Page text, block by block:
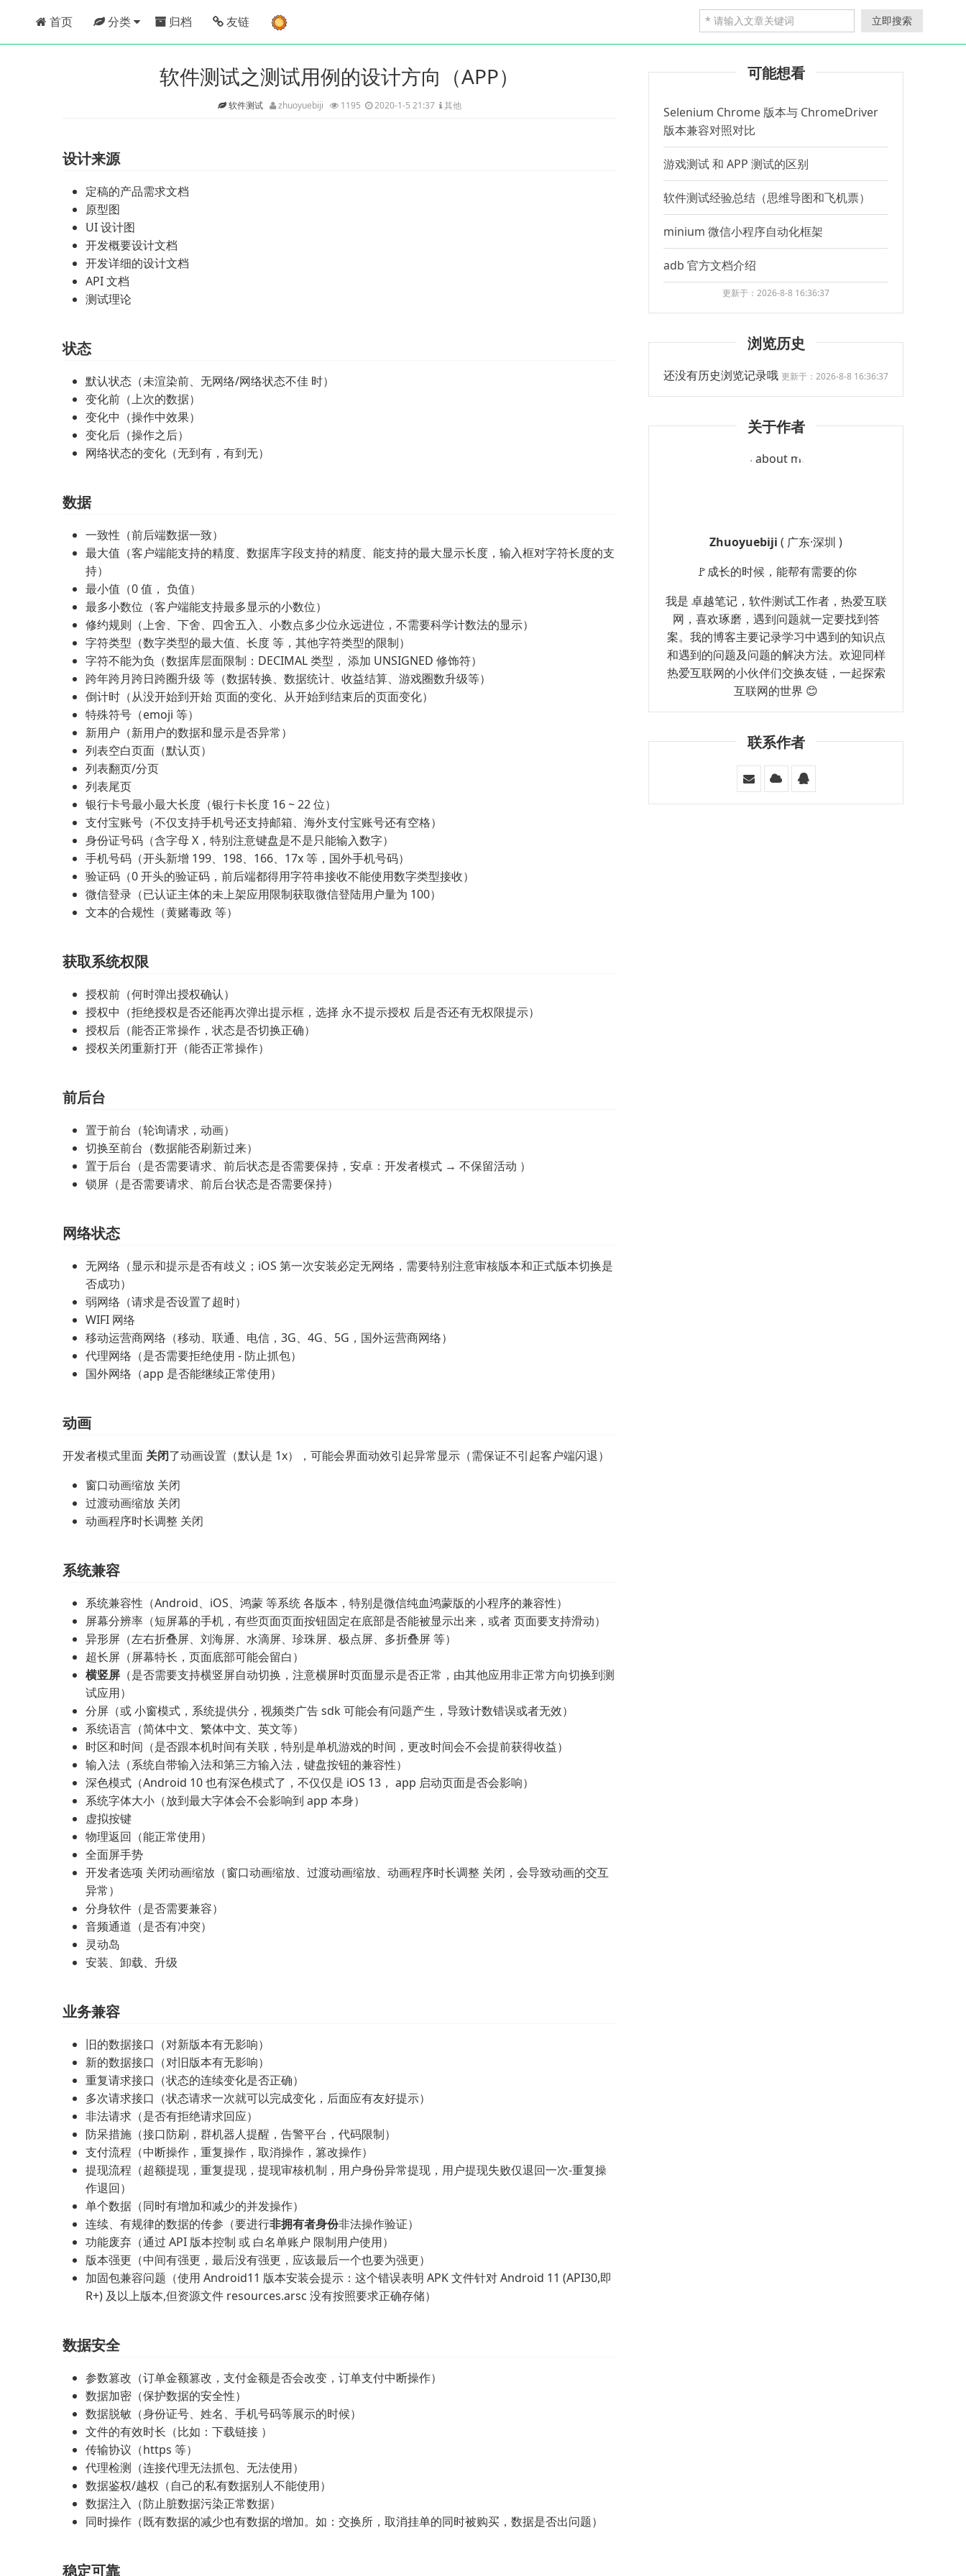
首页 分类 归档 友链 立即搜索
软件测试之测试用例的设计方向（APP）
软件测试 zhuoyuebiji 1195 2020-1-5 21:37 其他
设计来源
定稿的产品需求文档
原型图
UI 设计图
开发概要设计文档
开发详细的设计文档
API 文档
测试理论
状态
默认状态（未渲染前、无网络/网络状态不佳 时）
变化前（上次的数据）
变化中（操作中效果）
变化后（操作之后）
网络状态的变化（无到有，有到无）
数据
一致性（前后端数据一致）
最大值（客户端能支持的精度、数据库字段支持的精度、能支持的最大显示长度，输入框对字符长度的支
持）
最小值（0 值， 负值）
最多小数位（客户端能支持最多显示的小数位）
修约规则（上舍、下舍、四舍五入、小数点多少位永远进位，不需要科学计数法的显示）
字符类型（数字类型的最大值、长度 等，其他字符类型的限制）
字符不能为负（数据库层面限制：DECIMAL 类型， 添加 UNSIGNED 修饰符）
跨年跨月跨日跨圈升级 等（数据转换、数据统计、收益结算、游戏圈数升级等）
倒计时（从没开始到开始 页面的变化、从开始到结束后的页面变化）
特殊符号（emoji 等）
新用户（新用户的数据和显示是否异常）
列表空白页面（默认页）
列表翻页/分页
列表尾页
银行卡号最小最大长度（银行卡长度 16 ~ 22 位）
支付宝账号（不仅支持手机号还支持邮箱、海外支付宝账号还有空格）
身份证号码（含字母 X，特别注意键盘是不是只能输入数字）
手机号码（开头新增 199、198、166、17x 等，国外手机号码）
验证码（0 开头的验证码，前后端都得用字符串接收不能使用数字类型接收）
微信登录（已认证主体的未上架应用限制获取微信登陆用户量为 100）
文本的合规性（黄赌毒政 等）
获取系统权限
授权前（何时弹出授权确认）
授权中（拒绝授权是否还能再次弹出提示框，选择 永不提示授权 后是否还有无权限提示）
授权后（能否正常操作，状态是否切换正确）
授权关闭重新打开（能否正常操作）
前后台
置于前台（轮询请求，动画）
切换至前台（数据能否刷新过来）
置于后台（是否需要请求、前后状态是否需要保持，安卓：开发者模式 → 不保留活动 ）
锁屏（是否需要请求、前后台状态是否需要保持）
网络状态
无网络（显示和提示是否有歧义；iOS 第一次安装必定无网络，需要特别注意审核版本和正式版本切换是
否成功）
弱网络（请求是否设置了超时）
WIFI 网络
移动运营商网络（移动、联通、电信，3G、4G、5G，国外运营商网络）
代理网络（是否需要拒绝使用 - 防止抓包）
国外网络（app 是否能继续正常使用）
动画
开发者模式里面 关闭了动画设置（默认是 1x），可能会界面动效引起异常显示（需保证不引起客户端闪退）
窗口动画缩放 关闭
过渡动画缩放 关闭
动画程序时长调整 关闭
系统兼容
系统兼容性（Android、iOS、鸿蒙 等系统 各版本，特别是微信纯血鸿蒙版的小程序的兼容性）
屏幕分辨率（短屏幕的手机，有些页面页面按钮固定在底部是否能被显示出来，或者 页面要支持滑动）
异形屏（左右折叠屏、刘海屏、水滴屏、珍珠屏、极点屏、多折叠屏 等）
超长屏（屏幕特长，页面底部可能会留白）
横竖屏 （是否需要支持横竖屏自动切换，注意横屏时页面显示是否正常，由其他应用非正常方向切换到测
试应用）
分屏（或 小窗模式，系统提供分，视频类广告 sdk 可能会有问题产生，导致计数错误或者无效）
系统语言（简体中文、繁体中文、英文等）
时区和时间（是否跟本机时间有关联，特别是单机游戏的时间，更改时间会不会提前获得收益）
输入法（系统自带输入法和第三方输入法，键盘按钮的兼容性）
深色模式（Android 10 也有深色模式了，不仅仅是 iOS 13， app 启动页面是否会影响）
系统字体大小（放到最大字体会不会影响到 app 本身）
虚拟按键
物理返回（能正常使用）
全面屏手势
开发者选项 关闭动画缩放（窗口动画缩放、过渡动画缩放、动画程序时长调整 关闭，会导致动画的交互
异常）
分身软件（是否需要兼容）
音频通道（是否有冲突）
灵动岛
安装、卸载、升级
业务兼容
旧的数据接口（对新版本有无影响）
新的数据接口（对旧版本有无影响）
重复请求接口（状态的连续变化是否正确）
多次请求接口（状态请求一次就可以完成变化，后面应有友好提示）
非法请求（是否有拒绝请求回应）
防呆措施（接口防刷，群机器人提醒，告警平台，代码限制）
支付流程（中断操作，重复操作，取消操作，篡改操作）
提现流程（超额提现，重复提现，提现审核机制，用户身份异常提现，用户提现失败仅退回一次-重复操
作退回）
单个数据（同时有增加和减少的并发操作）
连续、有规律的数据的传参（要进行非拥有者身份非法操作验证）
功能废弃（通过 API 版本控制 或 白名单账户 限制用户使用）
版本强更（中间有强更，最后没有强更，应该最后一个也要为强更）
加固包兼容问题（使用 Android11 版本安装会提示：这个错误表明 APK 文件针对 Android 11 (API30,即
R+) 及以上版本,但资源文件 resources.arsc 没有按照要求正确存储）
数据安全
参数篡改（订单金额篡改，支付金额是否会改变，订单支付中断操作）
数据加密（保护数据的安全性）
数据脱敏（身份证号、姓名、手机号码等展示的时候）
文件的有效时长（比如：下载链接 ）
传输协议（https 等）
代理检测（连接代理无法抓包、无法使用）
数据鉴权/越权（自己的私有数据别人不能使用）
数据注入（防止脏数据污染正常数据）
同时操作（既有数据的减少也有数据的增加。如：交换所，取消挂单的同时被购买，数据是否出问题）
稳定可靠
可能想看
Selenium Chrome 版本与 ChromeDriver
版本兼容对照对比
游戏测试 和 APP 测试的区别
软件测试经验总结（思维导图和飞机票）
minium 微信小程序自动化框架
adb 官方文档介绍
更新于：2026-8-8 16:36:37
浏览历史
还没有历史浏览记录哦 更新于：2026-8-8 16:36:37
关于作者
Zhuoyuebiji ( 广东·深圳 )
🚩成长的时候，能帮有需要的你
我是 卓越笔记，软件测试工作者，热爱互联
网，喜欢琢磨，遇到问题就一定要找到答
案。我的博客主要记录学习中遇到的知识点
和遇到的问题及问题的解决方法。欢迎同样
热爱互联网的小伙伴们交换友链，一起探索
互联网的世界 😊
联系作者